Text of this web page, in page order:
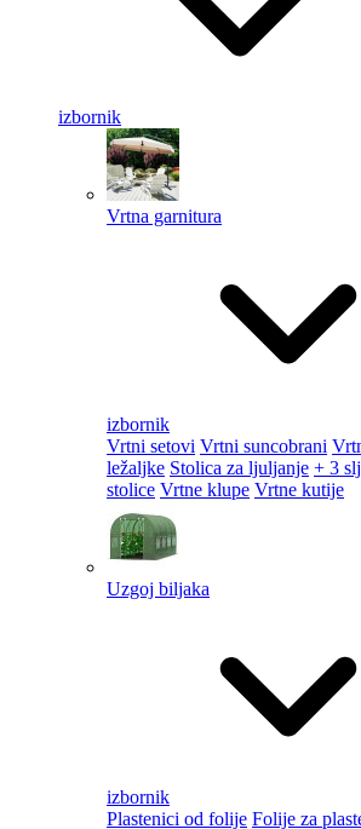
izbornik
Vrtna garnitura
izbornik
Vrtni setovi Vrtni suncobrani
ležaljke Stolica za ljuljanje + 3
stolice Vrtne klupe Vrtne kutije
Uzgoj biljaka
izbornik
Plastenici od folije Folije za